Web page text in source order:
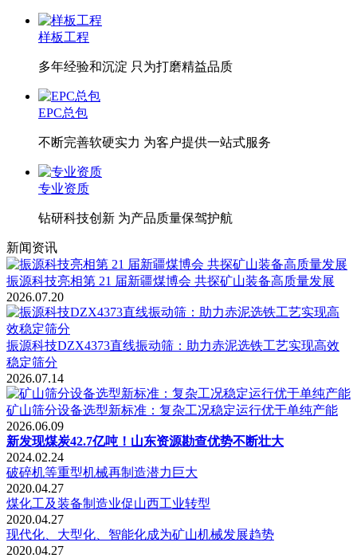
样板工程
多年经验和沉淀 只为打磨精益品质
EPC总包
不断完善软硬实力 为客户提供一站式服务
专业资质
钻研科技创新 为产品质量保驾护航
新闻资讯
振源科技亮相第 21 届新疆煤博会 共探矿山装备高质量发展
2026.07.20
振源科技DZX4373直线振动筛：助力赤泥选铁工艺实现高效
稳定筛分
2026.07.14
矿山筛分设备选型新标准：复杂工况稳定运行优于单纯产能
2026.06.09
新发现煤炭42.7亿吨！山东资源勘查优势不断壮大
2024.02.24
破碎机等重型机械再制造潜力巨大
2020.04.27
煤化工及装备制造业促山西工业转型
2020.04.27
现代化、大型化、智能化成为矿山机械发展趋势
2020.04.27